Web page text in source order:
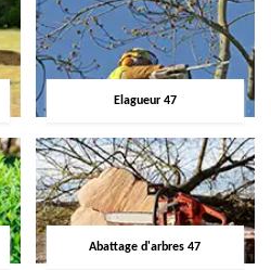
Elagueur 47
Abattage d'arbres 47